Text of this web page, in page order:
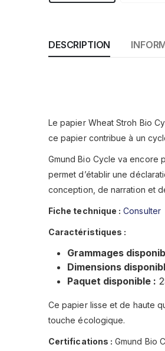
DESCRIPTION
Le papier Wheat Stroh Bio
ce papier contribue à un
Gmund Bio Cycle va encore
permet d’établir une
conception, de narration et
Fiche technique : Consulter
Caractéristiques :
Grammages
Dimensions
Paquet disponible :
Ce papier lisse et de haute
touche écologique.
Certifications : Gmund Bio